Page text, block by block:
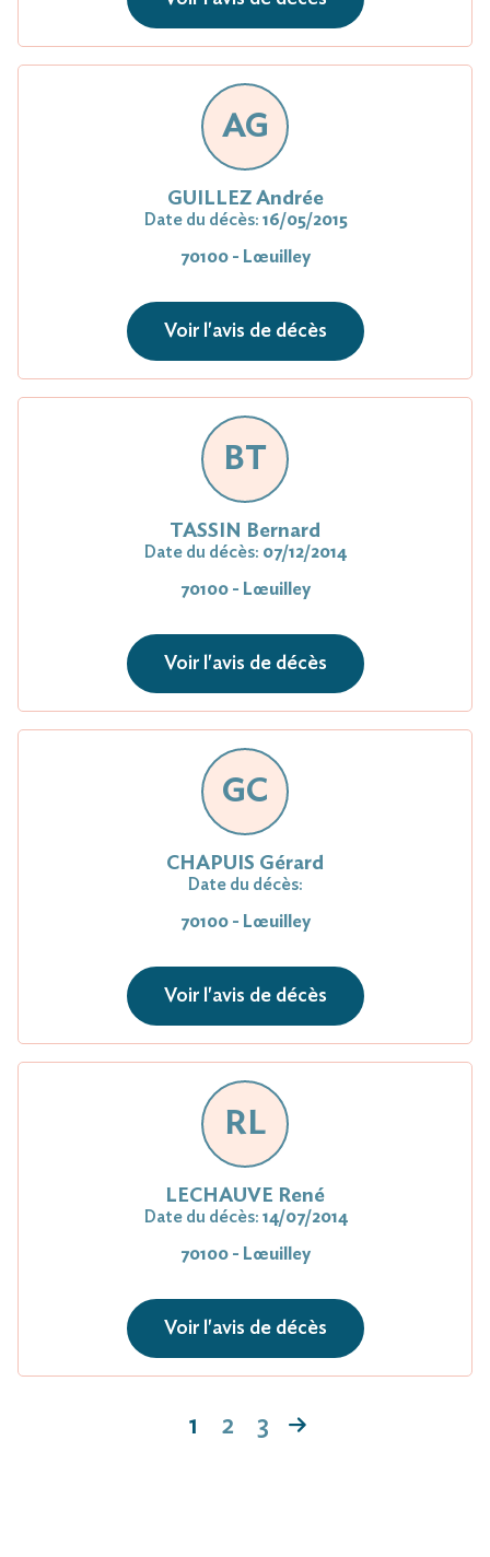
AG
GUILLEZ Andrée
Date du décès: 16/05/2015
70100 - Lœuilley
Voir l'avis de décès
BT
TASSIN Bernard
Date du décès: 07/12/2014
70100 - Lœuilley
Voir l'avis de décès
GC
CHAPUIS Gérard
Date du décès:
70100 - Lœuilley
Voir l'avis de décès
RL
LECHAUVE René
Date du décès: 14/07/2014
70100 - Lœuilley
Voir l'avis de décès
1 2 3